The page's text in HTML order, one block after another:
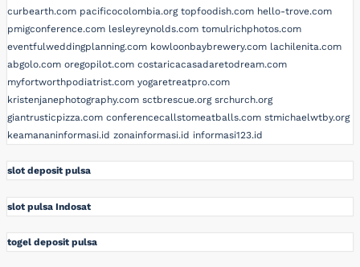
curbearth.com pacificocolombia.org topfoodish.com hello-trove.com
pmigconference.com lesleyreynolds.com tomulrichphotos.com
eventfulweddingplanning.com kowloonbaybrewery.com lachilenita.com
abgolo.com oregopilot.com costaricacasadaretodream.com
myfortworthpodiatrist.com yogaretreatpro.com
kristenjanephotography.com sctbrescue.org srchurch.org
giantrusticpizza.com conferencecallstomeatballs.com stmichaelwtby.org
keamananinformasi.id zonainformasi.id informasi123.id
slot deposit pulsa
slot pulsa Indosat
togel deposit pulsa